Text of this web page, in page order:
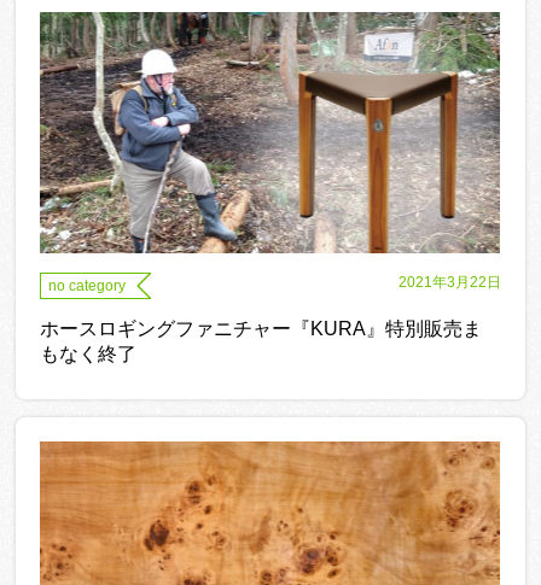
no category 2021年3月22日
ホースロギングファニチャー『KURA』特別販売ま
もなく終了